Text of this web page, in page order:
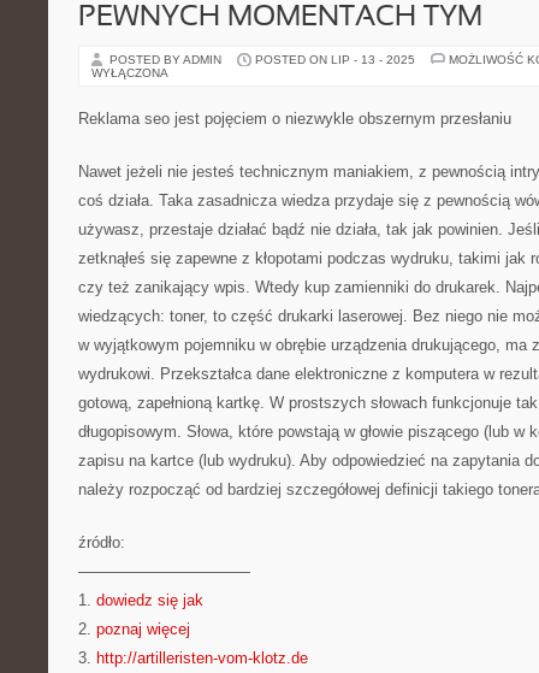
PEWNYCH MOMENTACH TYM
POSTED BY ADMIN POSTED ON LIP - 13 - 2025
MOŻLIWOŚĆ
WYŁĄCZONA
Reklama seo jest pojęciem o niezwykle obszernym przesłaniu
Nawet jeżeli nie jesteś technicznym maniakiem, z pewnością
coś działa. Taka zasadnicza wiedza przydaje się z pewnością
używasz, przestaje działać bądź nie działa, tak jak powinien.
zetknąłeś się zapewne z kłopotami podczas wydruku, takimi jak
czy też zanikający wpis. Wtedy kup zamienniki do drukarek.
wiedzących: toner, to część drukarki laserowej. Bez niego nie
w wyjątkowym pojemniku w obrębie urządzenia drukującego, ma
wydrukowi. Przekształca dane elektroniczne z komputera w
gotową, zapełnioną kartkę. W prostszych słowach funkcjonuje
długopisowym. Słowa, które powstają w głowie piszącego (lub w
zapisu na kartce (lub wydruku). Aby odpowiedzieć na zapytania
należy rozpocząć od bardziej szczegółowej definicji takiego
źródło:
———————————
1. dowiedz się jak
2. poznaj więcej
3. http://artilleristen-vom-klotz.de